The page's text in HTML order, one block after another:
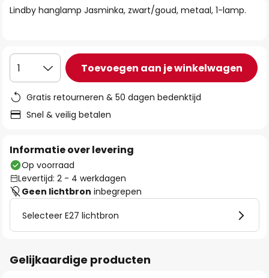
de
Lindby hanglamp Jasminka, zwart/goud, metaal, 1-lamp.
1 Toevoegen aan je winkelwagen
Gratis retourneren & 50 dagen bedenktijd
Snel & veilig betalen
Informatie over levering
Op voorraad
Levertijd: 2 - 4 werkdagen
Geen lichtbron inbegrepen
Selecteer E27 lichtbron
Gelijkaardige producten